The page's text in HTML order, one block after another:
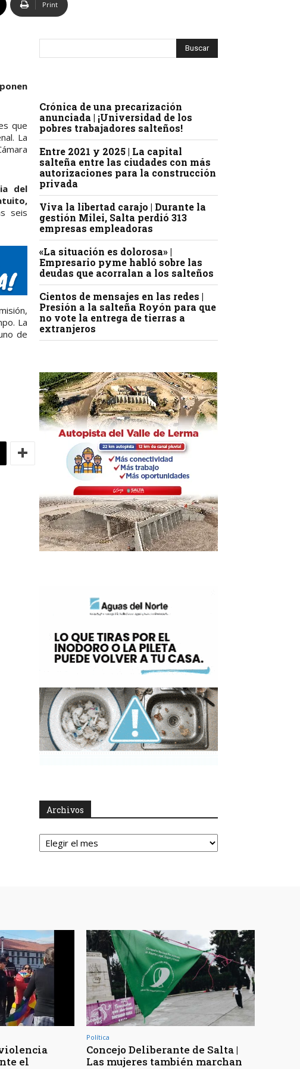
Print
que
La
del
seis
La
de
Crónica de una precarización
anunciada | ¡Universidad de los
pobres trabajadores salteños!
Entre 2021 y 2025 | La capital
salteña entre las ciudades con más
autorizaciones para la construcción
privada
Viva la libertad carajo | Durante la
gestión Milei, Salta perdió 313
empresas empleadoras
«La situación es dolorosa» |
Empresario pyme habló sobre las
deudas que acorralan a los salteños
Cientos de mensajes en las redes |
Presión a la salteña Royón para que
no vote la entrega de tierras a
extranjeros
Archivos
Archivos
el
Política
Concejo Deliberante de Salta |
Las mujeres también marchan